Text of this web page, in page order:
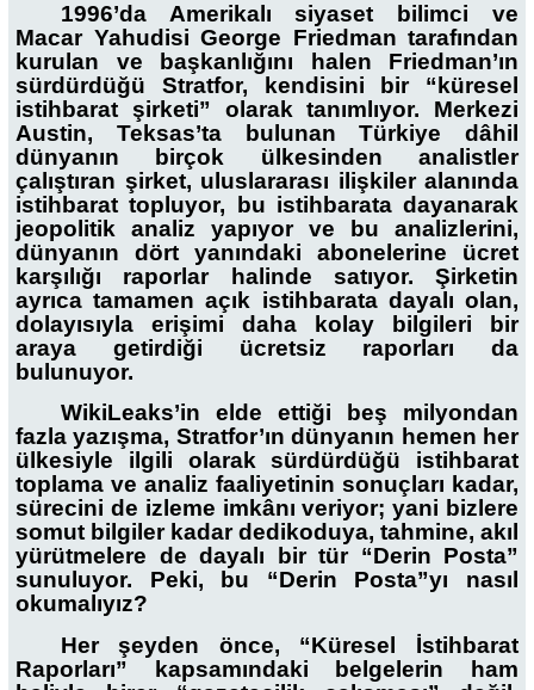
1996’da Amerikalı siyaset bilimci ve
Macar Yahudisi George Friedman tarafından
kurulan ve başkanlığını halen Friedman’ın
sürdürdüğü Stratfor, kendisini bir “küresel
istihbarat şirketi” olarak tanımlıyor. Merkezi
Austin, Teksas’ta bulunan Türkiye dâhil
dünyanın birçok ülkesinden analistler
çalıştıran şirket, uluslararası ilişkiler alanında
istihbarat topluyor, bu istihbarata dayanarak
jeopolitik analiz yapıyor ve bu analizlerini,
dünyanın dört yanındaki abonelerine ücret
karşılığı raporlar halinde satıyor. Şirketin
ayrıca tamamen açık istihbarata dayalı olan,
dolayısıyla erişimi daha kolay bilgileri bir
araya getirdiği ücretsiz raporları da
bulunuyor.
WikiLeaks’in elde ettiği beş milyondan
fazla yazışma, Stratfor’ın dünyanın hemen her
ülkesiyle ilgili olarak sürdürdüğü istihbarat
toplama ve analiz faaliyetinin sonuçları kadar,
sürecini de izleme imkânı veriyor; yani bizlere
somut bilgiler kadar dedikoduya, tahmine, akıl
yürütmelere de dayalı bir tür “Derin Posta”
sunuluyor. Peki, bu “Derin Posta”yı nasıl
okumalıyız?
Her şeyden önce, “Küresel İstihbarat
Raporları” kapsamındaki belgelerin ham